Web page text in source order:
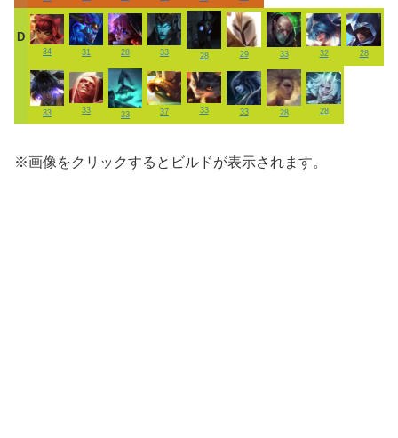
D
34 31 28 33 28 29 33 32 28
33 33 33 37 33 33 28 28
※画像をクリックするとビルドが表示されます。